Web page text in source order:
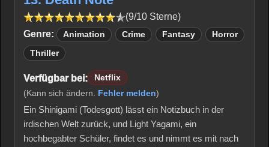
(9/10 Sterne)
Genre:
Animation Crime Fantasy Horror
Thriller
Verfügbar bei:
Netflix
(Kann sich ändern. Fehler melden)
Ein Shinigami (Todesgott) lässt ein Notizbuch in der
irdischen Welt zurück, und Light Yagami, ein
hochbegabter Schüler, findet es und nimmt es mit nach